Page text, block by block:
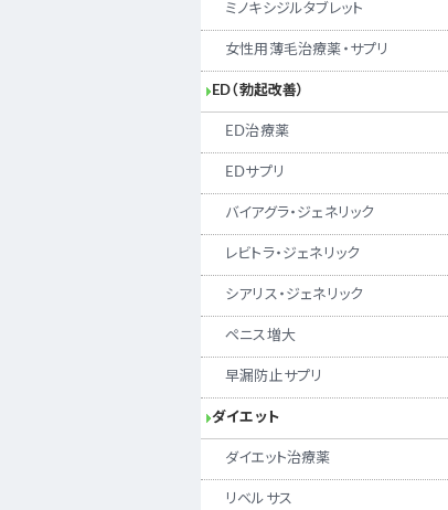
ミノキシジルタブレット
女性用薄毛治療薬・サプリ
ED（勃起改善）
ED治療薬
EDサプリ
バイアグラ・ジェネリック
レビトラ・ジェネリック
シアリス・ジェネリック
ペニス増大
早漏防止サプリ
ダイエット
ダイエット治療薬
リベルサス